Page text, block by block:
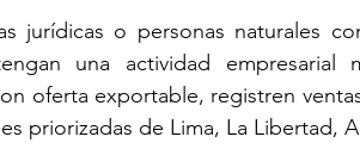
jurídicas o personas naturales
una actividad empresarial
oferta exportable, registren
priorizadas de Lima, La Libertad,